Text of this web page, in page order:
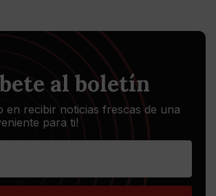
al boletín
en recibir noticias frescas de una
para ti!